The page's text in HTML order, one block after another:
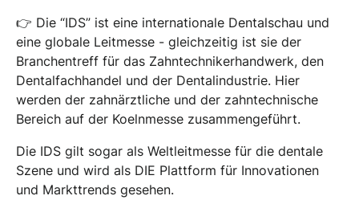
👉 Die “IDS” ist eine internationale Dentalschau und
eine globale Leitmesse - gleichzeitig ist sie der
Branchentreff für das Zahntechnikerhandwerk, den
Dentalfachhandel und der Dentalindustrie. Hier
werden der zahnärztliche und der zahntechnische
Bereich auf der Koelnmesse zusammengeführt.
Die IDS gilt sogar als Weltleitmesse für die dentale
Szene und wird als DIE Plattform für Innovationen
und Markttrends gesehen.